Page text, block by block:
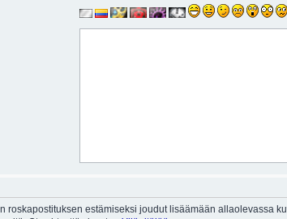
roskapostituksen estämiseksi joudut lisäämään allaolevassa